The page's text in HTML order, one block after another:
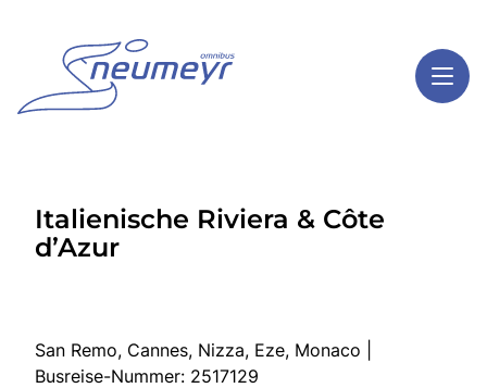
Highlights
Service
Italienische Riviera & Côte
d’Azur
San Remo, Cannes, Nizza, Eze, Monaco |
Busreise-Nummer: 2517129